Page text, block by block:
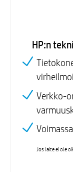
HP:n
Verkko-
Jos laite ei ole